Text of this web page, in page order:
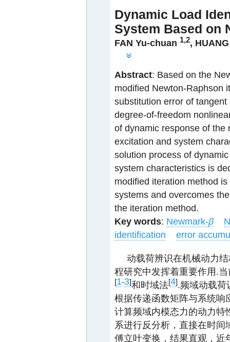
Dynamic Load
System Based on
FAN Yu-chuan 1,2,
Abstract: Based on the
modified Newton-Raphson
substitution error of
degree-of-freedom
of dynamic response of the
excitation and system
solution process of
system characteristics is
modified iteration method
systems and overcomes
the iteration method.
Key words: Newmark-β
identification
error
动载荷辨识在机械动力
程研究中发挥着重要作用.
[1-3]和时域法[4].频域动载荷
根据传递函数矩阵与系统响
计算频域内模态力的动力特
系进行反分析，直接在时
傅立叶变换，结果直观，近